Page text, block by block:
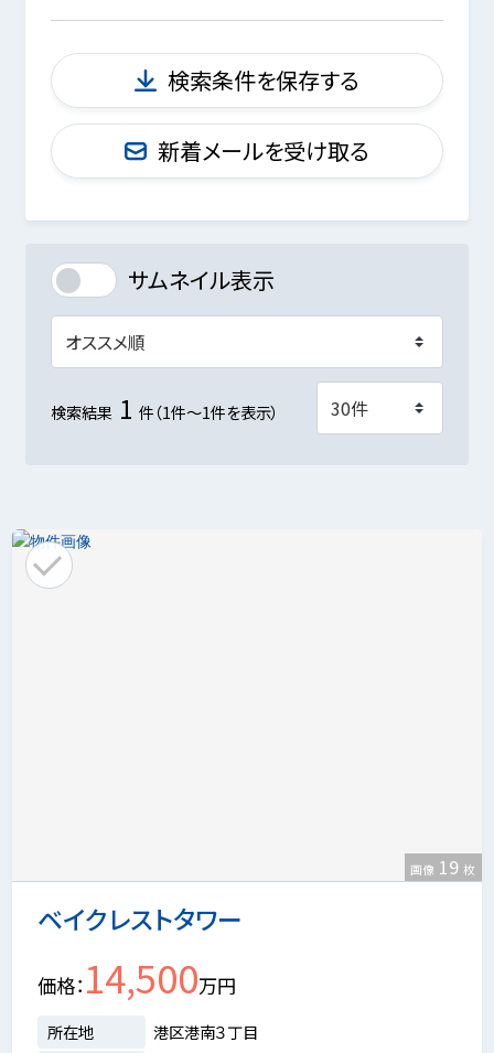
検索条件を保存する
新着メールを受け取る
サムネイル表示
検索結果 1 件（1件～1件を表示）
ベイクレストタワー
画像 19 枚
価格 14,500万円
所在地
港区港南３丁目